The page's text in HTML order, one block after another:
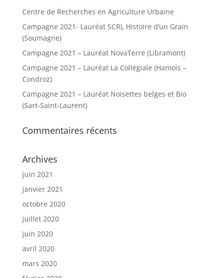
Centre de Recherches en Agriculture Urbaine
Campagne 2021- Lauréat SCRL Histoire d’un Grain
(Soumagne)
Campagne 2021 – Lauréat NovaTerre (Libramont)
Campagne 2021 – Lauréat La Collégiale (Hamois –
Condroz)
Campagne 2021 – Lauréat Noisettes belges et Bio
(Sart-Saint-Laurent)
Commentaires récents
Archives
juin 2021
janvier 2021
octobre 2020
juillet 2020
juin 2020
avril 2020
mars 2020